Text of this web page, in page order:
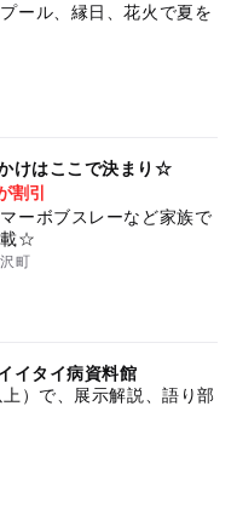
ール、縁日、花火で夏を
けはここで決まり☆
割引
ーボブスレーなど家族で
載☆
町
イタイ病資料館
）で、展示解説、語り部